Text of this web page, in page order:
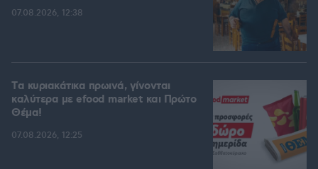
07.08.2026, 12:38
Tα κυριακάτικα πρωινά, γίνονται
καλύτερα με efood market και Πρώτο
Θέμα!
07.08.2026, 12:25